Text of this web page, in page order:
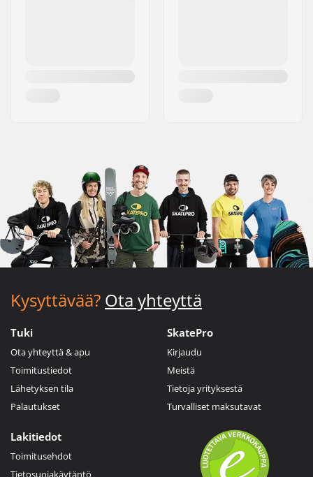
Kysyttävää? Ota yhteyttä
Tuki
Ota yhteyttä & apu
Toimitustiedot
Lähetyksen tila
Palautukset
SkatePro
Kirjaudu
Meistä
Tietoja yrityksestä
Turvalliset maksutavat
Lakitiedot
Toimitusehdot
Tietosuojakäytäntö